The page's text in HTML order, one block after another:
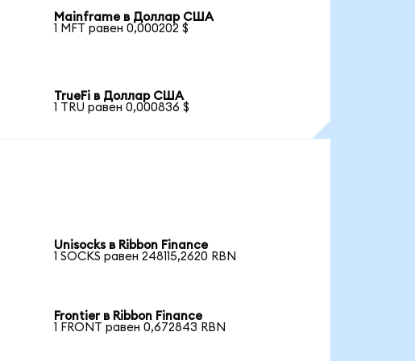
Mainframe в Доллар США
1 MFT равен 0,000202 $
TrueFi в Доллар США
1 TRU равен 0,000836 $
Unisocks в Ribbon Finance
1 SOCKS равен 248115,2620 RBN
Frontier в Ribbon Finance
1 FRONT равен 0,672843 RBN